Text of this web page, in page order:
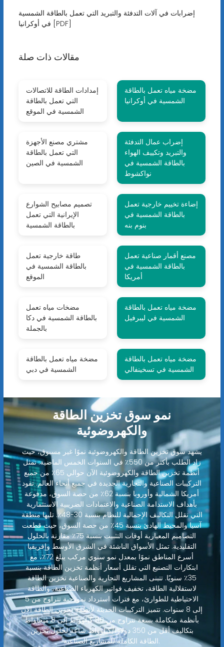
إضرابات في آلات التدفئة والتبريد التي تعمل بالطاقة الشمسية
في أوكرانيا [PDF]
مقالات ذات صلة
إمدادات الطاقة للاتصالات
التي تعمل بالطاقة
الشمسية في الموقع
مضخة مياه تعمل بالطاقة
الشمسية في أوكرانيا
مشتري مصنع الأجهزة
التي تعمل بالطاقة
الشمسية في الصين
إضراب عمال التدفئة
والتبريد وتكييف الهواء
بالطاقة الشمسية في
نواكشوط
تصميم مصابيح الشوارع
الإيرانية التي تعمل
بالطاقة الشمسية
إضاءة تخييم خارجية تعمل
بالطاقة الشمسية في
بنوم بنه
طاقة خارجية تعمل
بالطاقة الشمسية في
الموقع
مصنع أقمار صناعية تعمل
بالطاقة الشمسية في
أمريكا
مضخات مياه تعمل
بالطاقة الشمسية في دكا
بالجملة
مضخة مياه تعمل بالطاقة
الشمسية في ليبرفيل
مضخة مياه تعمل بالطاقة
الشمسية في دبي
مضخة مياه تعمل بالطاقة
الشمسية في تسخينفالي
نمو سوق تخزين الطاقة
والكهروضوئية
يشهد سوق تخزين الطاقة والكهروضوئية نموًا غير مسبوق، حيث
زاد الطلب بأكثر من 550٪ في السنوات الخمس الماضية. تمثل
أنظمة تخزين الطاقة والكهروضوئية الآن حوالي 65٪ من جميع
التركيبات الصناعية والتجارية الجديدة في جميع أنحاء العالم. تقود
أمريكا الشمالية وأوروبا بنسبة 62٪ من حصة السوق، مدفوعة
بأهداف الاستدامة الصناعية والاعتمادات الضريبية الاستثمارية
التي تقلل التكاليف الإجمالية للنظام بنسبة 30-48٪. تليها منطقة
آسيا والمحيط الهادئ بنسبة 45٪ من حصة السوق، حيث قطعت
التصاميم المعيارية أوقات التثبيت بنسبة 75٪ مقارنة بالحلول
التقليدية. تمثل الأسواق الناشئة في الشرق الأوسط وإفريقيا
أسرع المناطق نموًا بمعدل نمو سنوي مركب يبلغ 72٪، مع
ابتكارات التصنيع التي تقلل أسعار أنظمة تخزين الطاقة بنسبة
35٪ سنويًا. تتبنى المشاريع التجارية والصناعية تخزين الطاقة
لاستقلالية الطاقة، تخفيف فواتير الكهرباء الصناعية، والطاقة
الاحتياطية للطوارئ، مع فترات استرداد نموذجية تتراوح من 5
إلى 8 سنوات. تتميز التركيبات الحديثة لأنظمة تخزين الطاقة الآن
بأنظمة متكاملة بسعة تتراوح من 80 كيلوواط إلى 8 ميجاواط
بتكاليف أقل من 350 دولارًا/كيلوواط ساعة لحلول تخزين
الطاقة الكاملة للمشاريع الصناعية.